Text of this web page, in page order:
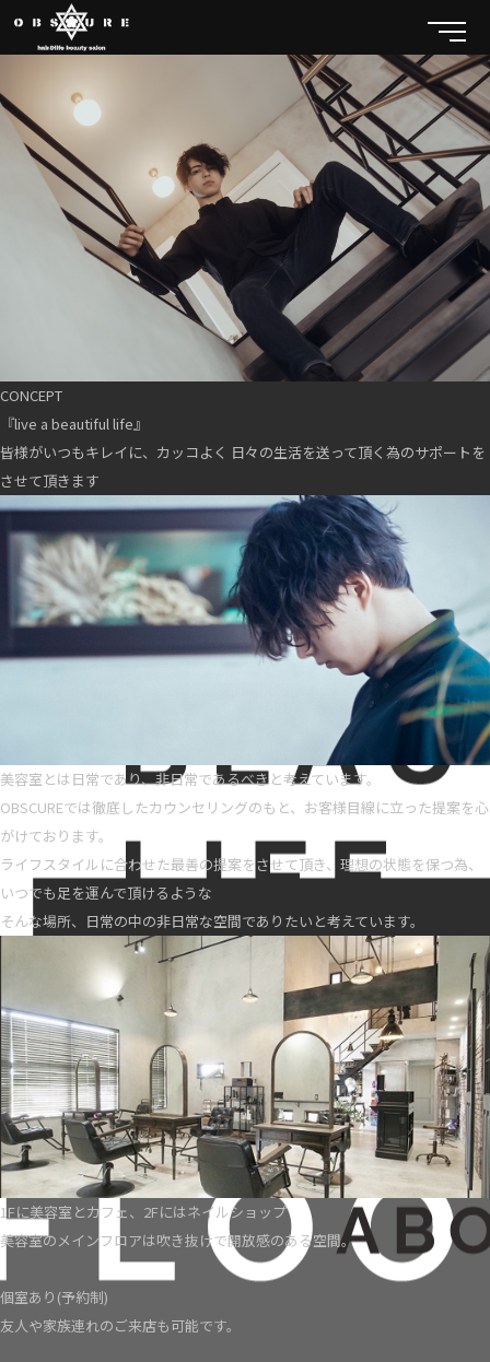
CONCEPT
『live a beautiful life』
皆様がいつもキレイに、カッコよく 日々の生活を送って頂く為のサポートを
させて頂きます
美容室とは日常であり、非日常であるべきと考えています。
OBSCUREでは徹底したカウンセリングのもと、お客様目線に立った提案を心
がけております。
ライフスタイルに合わせた最善の提案をさせて頂き、理想の状態を保つ為、
いつでも足を運んで頂けるような
そんな場所、日常の中の非日常な空間でありたいと考えています。
1Fに美容室とカフェ、2Fにはネイルショップ
美容室のメインフロアは吹き抜けで開放感のある空間。
個室あり(予約制)
友人や家族連れのご来店も可能です。